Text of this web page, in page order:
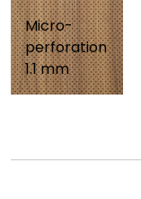
Micro-
perforation
1.1 mm